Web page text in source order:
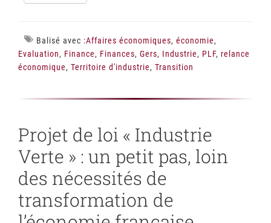
Balisé avec :Affaires économiques, économie,
Evaluation, Finance, Finances, Gers, Industrie, PLF, relance
économique, Territoire d'industrie, Transition
Projet de loi « Industrie
Verte » : un petit pas, loin
des nécessités de
transformation de